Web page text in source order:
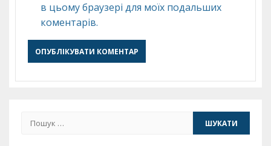
в цьому браузері для моїх подальших
коментарів.
Пошук: